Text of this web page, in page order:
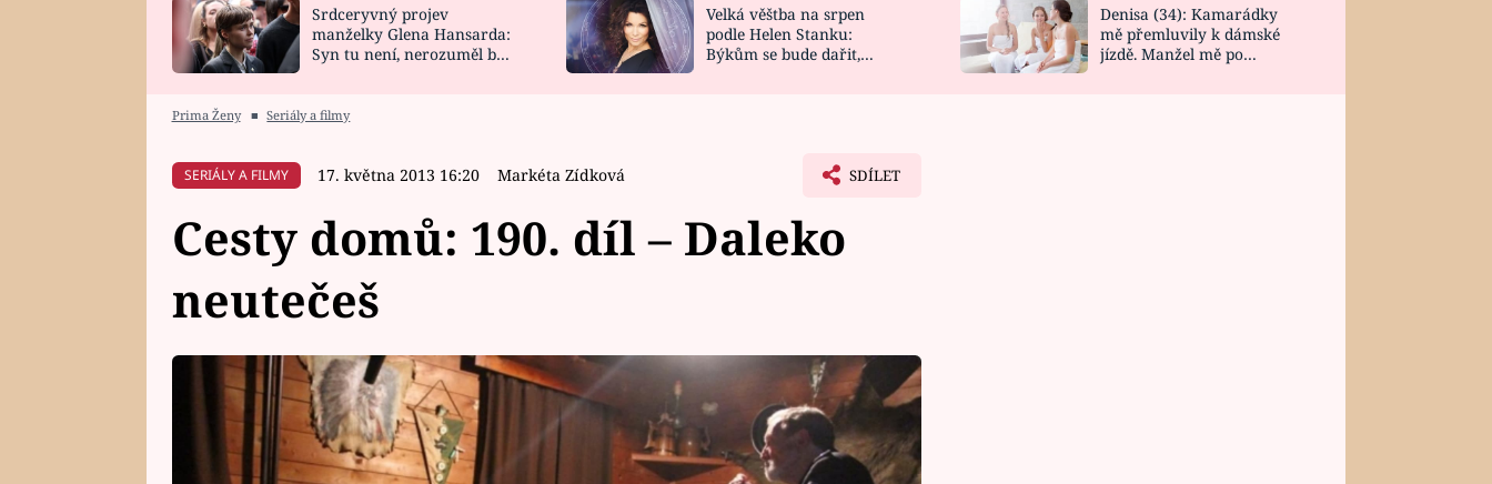
HOROSKOP NA
CELEBRITY
VAŘENÍ
NOVINKY
VIDEORECEPTY
DESIGN
Srdceryvný projev
manželky Glena Hansarda:
Syn tu není, nerozuměl by
Velká věštba na srpen
podle Helen Stanku:
Býkům se bude dařit,
Denisa (34): Kamarádky
mě přemluvily k dámské
jízdě. Manžel mě po
Prima Ženy ■ Seriály a filmy
SERIÁLY A FILMY 17. května 2013 16:20 Markéta Zídková SDÍLET
Cesty domů: 190. díl – Daleko
neutečeš